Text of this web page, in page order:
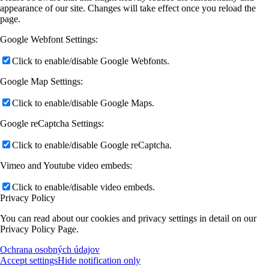
appearance of our site. Changes will take effect once you reload the
page.
Google Webfont Settings:
Click to enable/disable Google Webfonts.
Google Map Settings:
Click to enable/disable Google Maps.
Google reCaptcha Settings:
Click to enable/disable Google reCaptcha.
Vimeo and Youtube video embeds:
Click to enable/disable video embeds.
Privacy Policy
You can read about our cookies and privacy settings in detail on our
Privacy Policy Page.
Ochrana osobných údajov
Accept settingsHide notification only